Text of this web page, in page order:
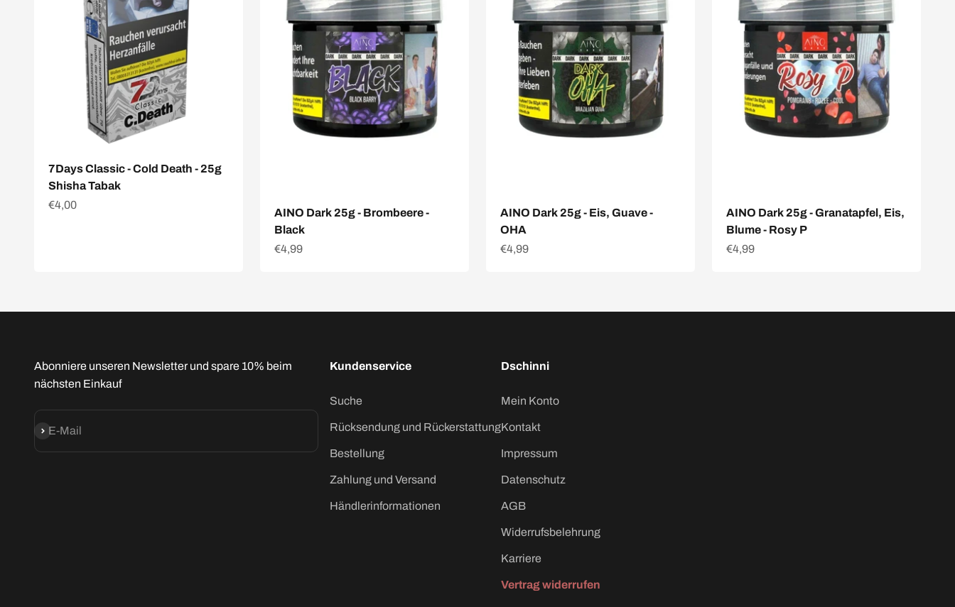
7Days Classic - Cold Death - 25g
Shisha Tabak
Angebot
€4,00
AINO Dark 25g - Brombeere -
Black
Angebot
€4,99
AINO Dark 25g - Eis, Guave -
OHA
Angebot
€4,99
AINO Dark 25g - Granatapfel, Eis,
Blume - Rosy P
Angebot
€4,99
Abonniere unseren Newsletter und spare 10% beim
nächsten Einkauf
E-Mail
Abonnieren
Kundenservice
Suche
Rücksendung und Rückerstattung
Bestellung
Zahlung und Versand
Händlerinformationen
Dschinni
Mein Konto
Kontakt
Impressum
Datenschutz
AGB
Widerrufsbelehrung
Karriere
Vertrag widerrufen